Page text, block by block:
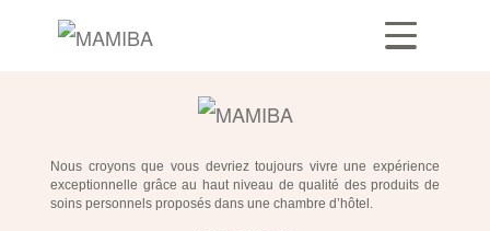
Nous croyons que vous devriez toujours vivre une expérience
exceptionnelle grâce au haut niveau de qualité des produits de
soins personnels proposés dans une chambre d’hôtel.